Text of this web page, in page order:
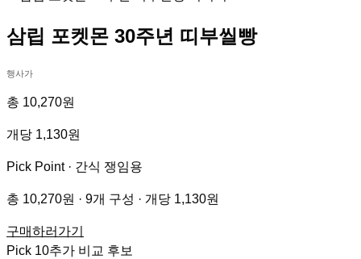
삼립 포켓몬 30주년 띠부씰빵
행사가
총 10,270원
개당 1,130원
Pick Point · 간식 쟁임용
총 10,270원 · 9개 구성 · 개당 1,130원
구매하러가기
Pick 10추가 비교 후보